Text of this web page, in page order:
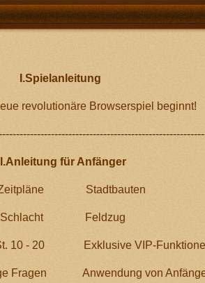
revolutionäre Browserspiel beginnt!
Anleitung für Anfänger
Stadtbauten
Schlacht Feldzug
10 - 20 Exklusive VIP-
Fragen Anwendung von